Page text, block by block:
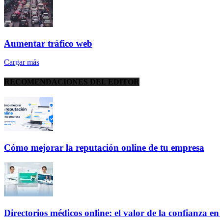
Aumentar tráfico web
Cargar más
RECOMENDACIONES DEL EDITOR
Cómo mejorar la reputación online de tu empresa
Directorios médicos online: el valor de la confianza